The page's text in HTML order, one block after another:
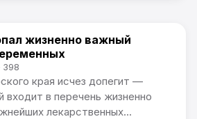
края
жизненно важный
края исчез допегит —
входит в перечень жизненно
лекарственных...